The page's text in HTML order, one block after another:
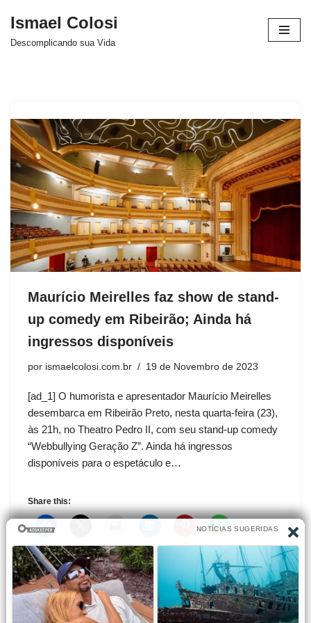
Avançar
Ismael Colosi
Descomplicando sua Vida
Maurício Meirelles faz show de stand-
up comedy em Ribeirão; Ainda há
ingressos disponíveis
por ismaelcolosi.com.br 19 de Novembro de 2023
[ad_1] O humorista e apresentador Maurício Meirelles
desembarca em Ribeirão Preto, nesta quarta-feira (23),
às 21h, no Theatro Pedro II, com seu stand-up comedy
“Webbullying Geração Z”. Ainda há ingressos
disponíveis para o espetáculo e…
Share this: